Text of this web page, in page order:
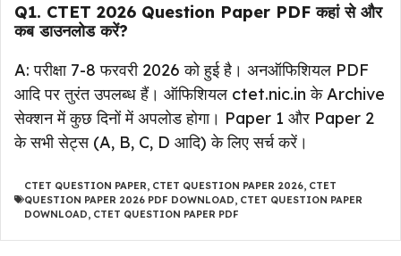
Q1. CTET 2026 Question Paper PDF कहां से और
कब डाउनलोड करें?
A: परीक्षा 7-8 फरवरी 2026 को हुई है। अनऑफिशियल PDF
आदि पर तुरंत उपलब्ध हैं। ऑफिशियल ctet.nic.in के Archive
सेक्शन में कुछ दिनों में अपलोड होगा। Paper 1 और Paper 2
के सभी सेट्स (A, B, C, D आदि) के लिए सर्च करें।
CTET QUESTION PAPER CTET QUESTION PAPER 2026 CTET
QUESTION PAPER 2026 PDF DOWNLOAD CTET QUESTION PAPER
DOWNLOAD CTET QUESTION PAPER PDF